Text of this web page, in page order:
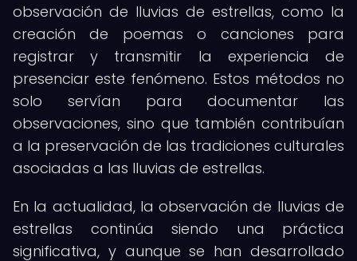
observación de lluvias de estrellas, como la
creación de poemas o canciones para
registrar y transmitir la experiencia de
presenciar este fenómeno. Estos métodos no
solo servían para documentar las
observaciones, sino que también contribuían
a la preservación de las tradiciones culturales
asociadas a las lluvias de estrellas.
En la actualidad, la observación de lluvias de
estrellas continúa siendo una práctica
significativa, y aunque se han desarrollado